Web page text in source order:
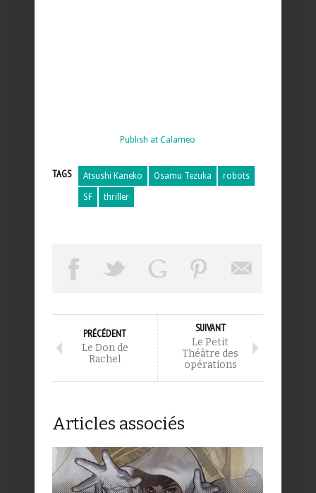
Publish at Calameo
TAGS Atsushi Kaneko Osamu Tezuka robots
SF thriller
PRÉCÉDENT
Le Don de
Rachel
SUIVANT
Le Petit
Théâtre des
opérations
Articles associés